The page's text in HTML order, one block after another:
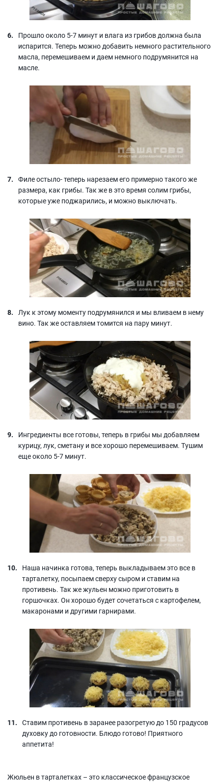
Прошло около 5-7 минут и влага из грибов должна была
испарится. Теперь можно добавить немного растительного
масла, перемешиваем и даем немного подрумянится на
масле.
Филе остыло- теперь нарезаем его примерно такого же
размера, как грибы. Так же в это время солим грибы,
которые уже поджарились, и можно выключать.
Лук к этому моменту подрумянился и мы вливаем в нему
вино. Так же оставляем томится на пару минут.
Ингредиенты все готовы, теперь в грибы мы добавляем
курицу, лук, сметану и все хорошо перемешиваем. Тушим
еще около 5-7 минут.
Наша начинка готова, теперь выкладываем это все в
тарталетку, посыпаем сверху сыром и ставим на
противень. Так же жульен можно приготовить в
горшочках. Он хорошо будет сочетаться с картофелем,
макаронами и другими гарнирами.
Ставим противень в заранее разогретую до 150 градусов
духовку до готовности. Блюдо готово! Приятного
аппетита!
Жюльен в тарталетках – это классическое французское